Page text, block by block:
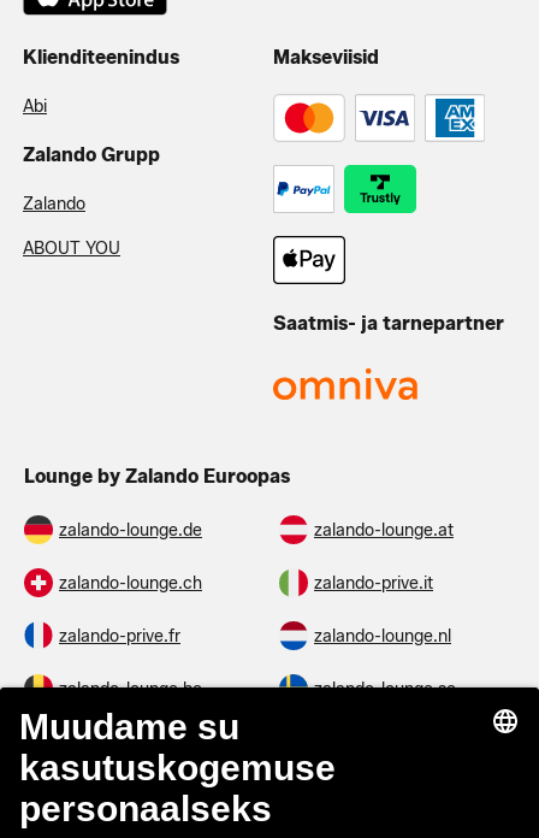
Klienditeenindus
Abi
Zalando Grupp
Zalando
ABOUT YOU
Makseviisid
Saatmis- ja tarnepartner
Lounge by Zalando Euroopas
zalando-lounge.de zalando-lounge.at
zalando-lounge.ch zalando-prive.it
zalando-prive.fr zalando-lounge.nl
zalando-lounge.be zalando-lounge.se
zalando-lounge.fi
zalando-lounge.co.uk